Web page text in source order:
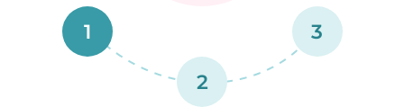
1
2
3